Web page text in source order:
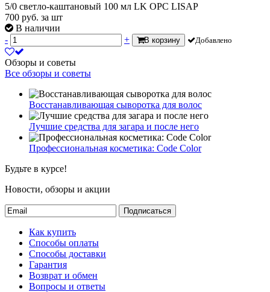
5/0 светло-каштановый 100 мл LK OPC LISAP
700 руб. за шт
В наличии
-
+ В корзину Добавлено
Обзоры и советы
Все обзоры и советы
Восстанавливающая сыворотка для волос
Лучшие средства для загара и после него
Профессиональная косметика: Code Color
Будьте в курсе!
Новости, обзоры и акции
Подписаться
Как купить
Способы оплаты
Способы доставки
Гарантия
Возврат и обмен
Вопросы и ответы